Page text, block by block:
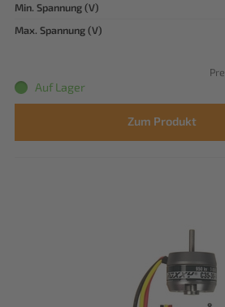
Min. Spannung (V)
Max. Spannung (V)
Auf Lager
Zum Produkt